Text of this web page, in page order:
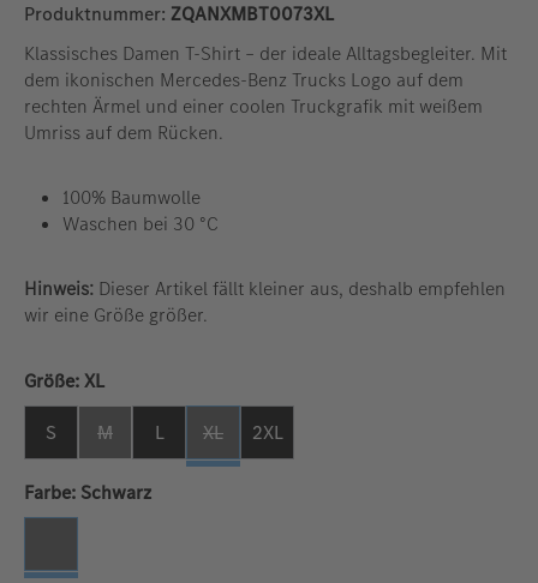
Produktnummer: ZQANXMBT0073XL
Klassisches Damen T-Shirt – der ideale Alltagsbegleiter. Mit
dem ikonischen Mercedes-Benz Trucks Logo auf dem
rechten Ärmel und einer coolen Truckgrafik mit weißem
Umriss auf dem Rücken.
100% Baumwolle
Waschen bei 30 °C
Hinweis: Dieser Artikel fällt kleiner aus, deshalb empfehlen
wir eine Größe größer.
Größe:auswählen
XL
S M L XL 2XL
Farbe:auswählen
Schwarz